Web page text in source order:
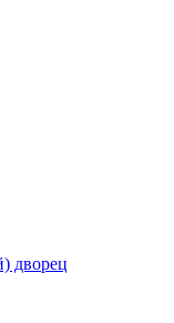
дворец